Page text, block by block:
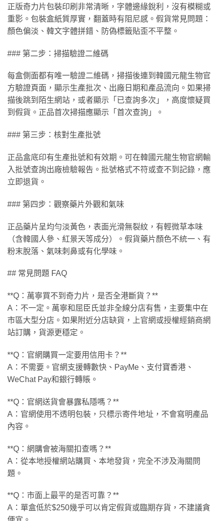
正版奇力片包裝印刷非常清晰，字體邊緣銳利，沒有模糊或
重影。包裝盒紙質厚實，翻蓋時有阻尼感。假貨常見問題：
顏色偏淡、韓文字體拼錯、防偽標籤貼歪不平整。
### 第二步：掃描驗證二維碼
每盒側面都有唯一驗證二維碼，掃描後連到韓國元龍生物官
方驗證頁面，顯示生產批次、出廠日期和產品流向。如果掃
描後跳到陌生網站，或者顯示「已查詢多次」，高度懷疑買
到假貨。正品首次掃描應顯示「首次查詢」。
### 第三步：核對生產批號
正品盒底印有生產批號和有效期。可在韓國元龍生物官網輸
入批號查詢出廠檢驗報告。批號格式不符或查不到記錄，應
立即退貨。
### 第四步：觀察藥片外觀和氣味
正品藥片呈均勻淡黃色，表面光滑無裂紋，有輕微草本味
（含韓國人參、紅景天等成分）。假貨藥片顏色不統一、有
粉末脫落、氣味刺鼻或有化學味。
## 常見問題 FAQ
**Q：萬寧買不到奇力片，是否全港斷貨？**
A：不一定。萬寧和屈臣氏並非全線分店有售，主要集中在
市區大型分店。如果附近分店缺貨，上官網或授權經銷商網
站訂購，貨源更穩定。
**Q：官網購買一定要用信用卡？**
A：不需要。官網支援轉數快、PayMe、支付寶香港、
WeChat Pay和銀行轉賬。
**Q：官網送貨會暴露私隱嗎？**
A：官網使用不透明包裝，只標示寄件地址，不會寫明產品
內容。
**Q：網購會被海關扣查嗎？**
A：從本地授權網站購買、本地發貨，完全不涉及海關問
題。
**Q：市面上最平的是否可靠？**
A：單盒低於$250幾乎可以肯定假貨或臨期存貨，不建議貪